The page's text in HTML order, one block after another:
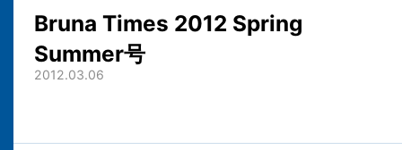
Bruna Times 2012 Spring
Summer号
2012.03.06